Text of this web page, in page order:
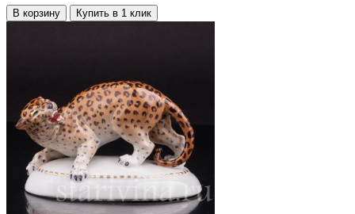
В корзину Купить в 1 клик